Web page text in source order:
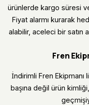
ürünlerde kargo süresi
Fiyat alarmı kurarak
alabilir, aceleci bir satın
Fren
İndirimli Fren Ekipmanı
başına değil ürün